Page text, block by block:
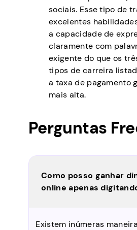
sociais. Esse tipo de
excelentes
a capacidade de
claramente com
exigente do que os
tipos de carreira
a taxa de pagamento
mais alta.
Perguntas
Como posso ganhar
online apenas
Existem inúmeras